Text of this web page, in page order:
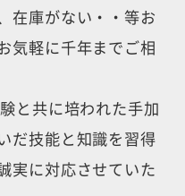
在庫がない・・等お
気軽に千年までご相
と共に培われた手加
だ技能と知識を習得
実に対応させていた